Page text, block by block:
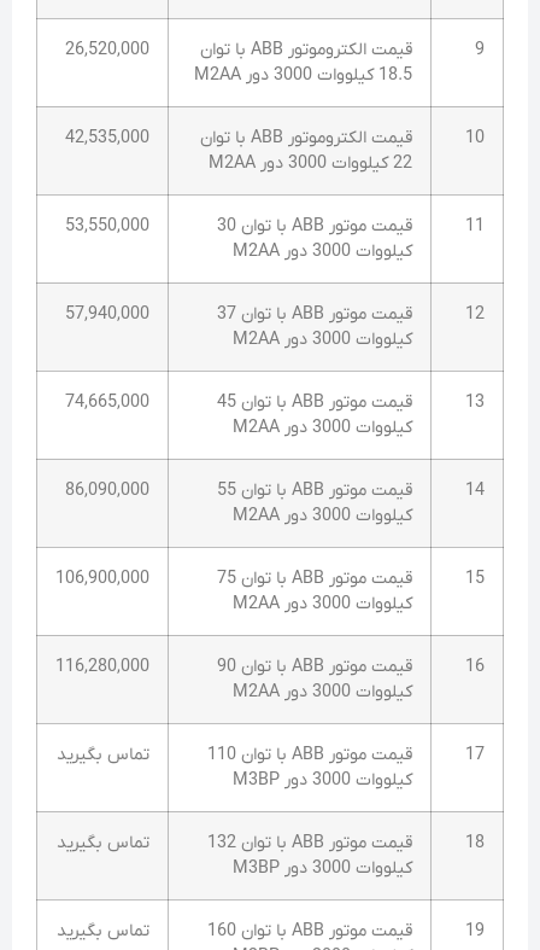
9
قیمت الکتروموتور ABB با توان
18.5 کیلووات 3000 دور M2AA
26,520,000
10
قیمت الکتروموتور ABB با توان
22 کیلووات 3000 دور M2AA
42,535,000
11
قیمت موتور ABB با توان 30
کیلووات 3000 دور M2AA
53,550,000
12
قیمت موتور ABB با توان 37
کیلووات 3000 دور M2AA
57,940,000
13
قیمت موتور ABB با توان 45
کیلووات 3000 دور M2AA
74,665,000
14
قیمت موتور ABB با توان 55
کیلووات 3000 دور M2AA
86,090,000
15
قیمت موتور ABB با توان 75
کیلووات 3000 دور M2AA
106,900,000
16
قیمت موتور ABB با توان 90
کیلووات 3000 دور M2AA
116,280,000
17
قیمت موتور ABB با توان 110
کیلووات 3000 دور M3BP
تماس بگیرید
18
قیمت موتور ABB با توان 132
کیلووات 3000 دور M3BP
تماس بگیرید
19
قیمت موتور ABB با توان 160
تماس بگیرید